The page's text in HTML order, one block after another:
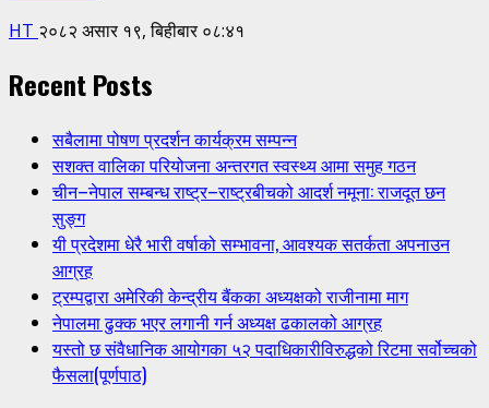
HT २०८२ असार १९, बिहीबार ०८:४१
Recent Posts
सबैलामा पोषण प्रदर्शन कार्यक्रम सम्पन्न
सशक्त वालिका परियोजना अन्तरगत स्वस्थ्य आमा समुह गठन
चीन–नेपाल सम्बन्ध राष्ट्र–राष्ट्रबीचको आदर्श नमूना: राजदूत छन
सुङ्ग
यी प्रदेशमा धेरै भारी वर्षाको सम्भावना, आवश्यक सतर्कता अपनाउन
आग्रह
ट्रम्पद्वारा अमेरिकी केन्द्रीय बैंकका अध्यक्षको राजीनामा माग
नेपालमा ढुक्क भएर लगानी गर्न अध्यक्ष ढकालको आग्रह
यस्तो छ संवैधानिक आयोगका ५२ पदाधिकारीविरुद्धको रिटमा सर्वोच्चको
फैसला(पूर्णपाठ)